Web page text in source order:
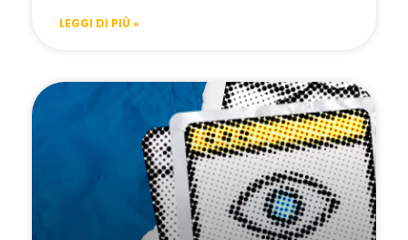
LEGGI DI PIÙ »